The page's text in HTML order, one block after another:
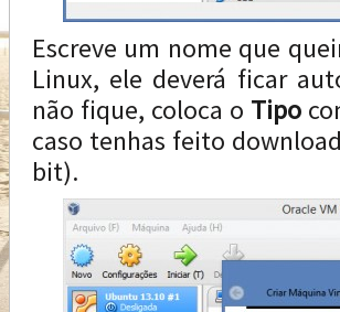
Escreve um nome que
Linux, ele deverá ficar
não fique, coloca o Tipo
caso tenhas feito
bit).